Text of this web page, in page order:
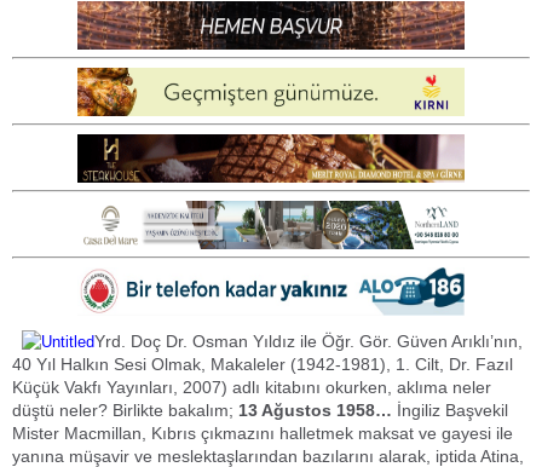
Yrd. Doç Dr. Osman Yıldız ile Öğr. Gör. Güven Arıklı’nın,
40 Yıl Halkın Sesi Olmak, Makaleler (1942-1981), 1. Cilt, Dr. Fazıl
Küçük Vakfı Yayınları, 2007) adlı kitabını okurken, aklıma neler
düştü neler? Birlikte bakalım; 13 Ağustos 1958… İngiliz Başvekil
Mister Macmillan, Kıbrıs çıkmazını halletmek maksat ve gayesi ile
yanına müşavir ve meslektaşlarından bazılarını alarak, iptida Atina,